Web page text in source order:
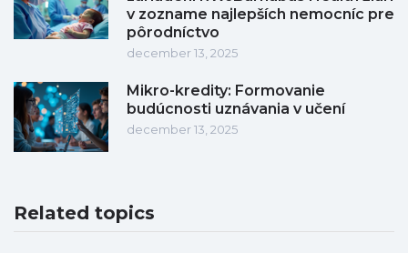
v zozname najlepších nemocníc pre
pôrodníctvo
december 13, 2025
Mikro-kredity: Formovanie
budúcnosti uznávania v učení
december 13, 2025
Related topics